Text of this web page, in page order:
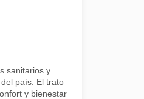
sanitarios y
país. El trato
y bienestar